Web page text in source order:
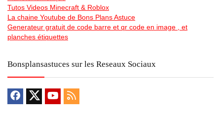
Tutos Videos Minecraft & Roblox
La chaine Youtube de Bons Plans Astuce
Generateur gratuit de code barre et qr code en image , et
planches étiquettes
Bonsplansastuces sur les Reseaux Sociaux